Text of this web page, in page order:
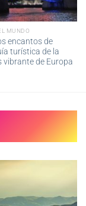
MUNDO
encantos de
turística de la
vibrante de Europa